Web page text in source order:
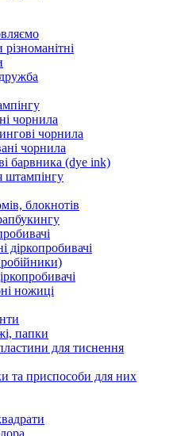
чорнила
чорнила
чорнила
барвника (dye ink)
штампінгу
блокнотів
діркопробивачі
ножиці
папки
для тиснення
та приспособи для них